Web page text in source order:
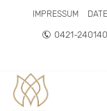
IMPRESSUM
0421-